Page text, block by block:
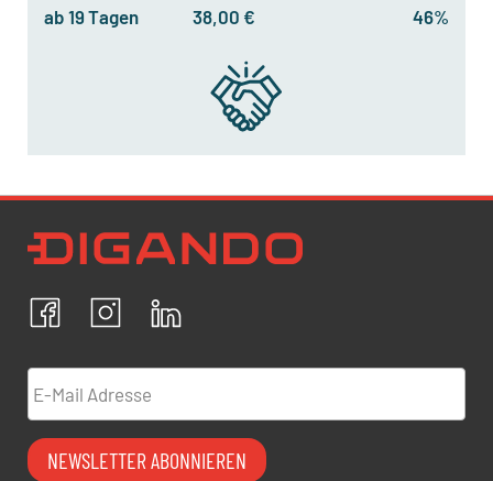
ab 19 Tagen
38,00 € 46%
FacebookInstagram
Ich bestätige, dass ich die
Datenschutzrichtlinien
personenbezogenen Daten einverstanden.
E-Mail Adresse
NEWSLETTER ABONNIEREN